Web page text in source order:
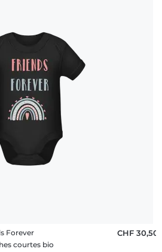
Forever
courtes bio
CHF 30,50